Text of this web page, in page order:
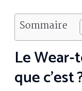
Sommaire
Le Wear-
que c’est